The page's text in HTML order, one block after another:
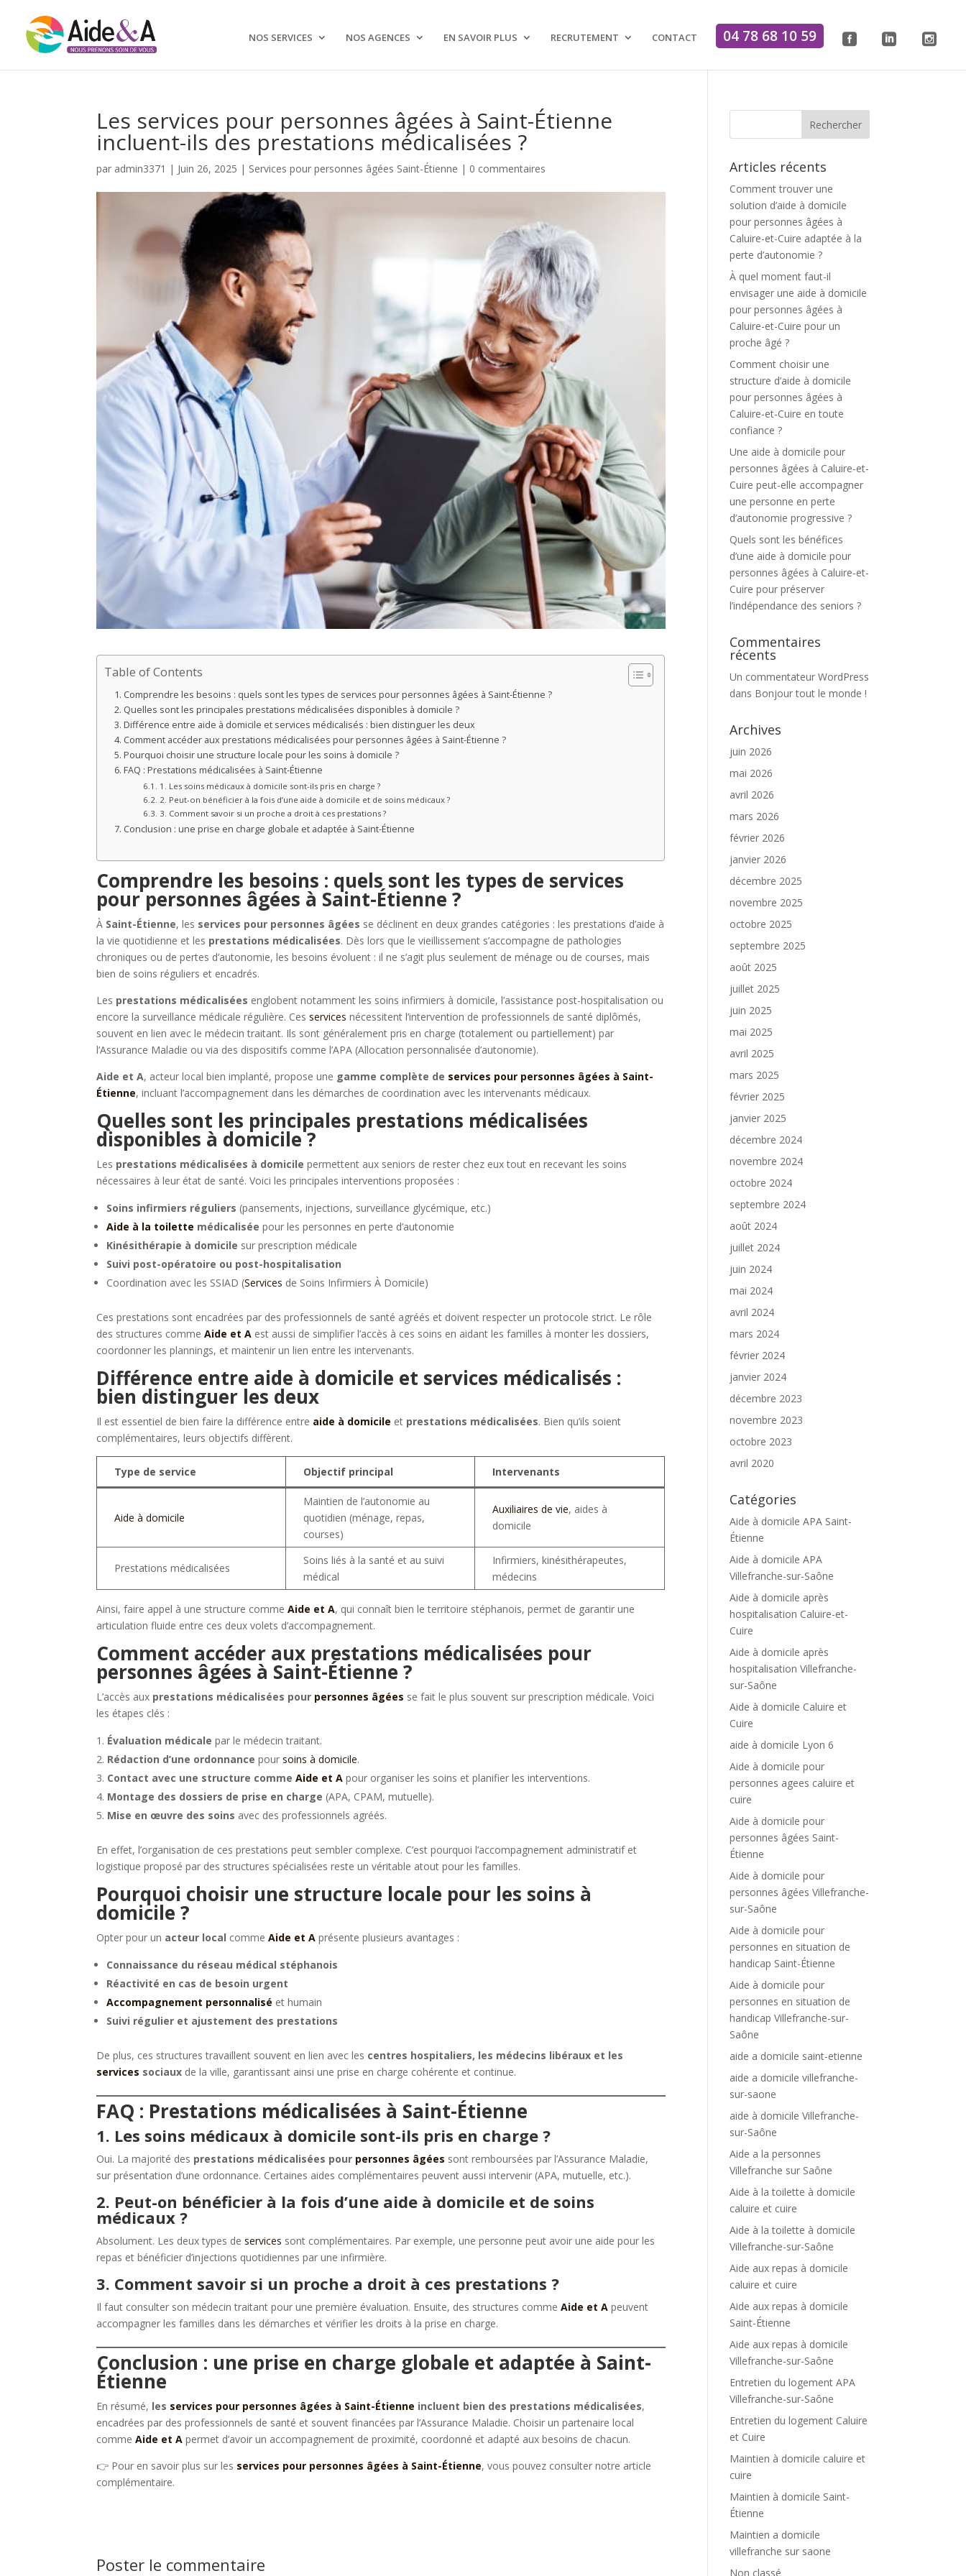
NOS SERVICES NOS AGENCES EN SAVOIR PLUS RECRUTEMENT CONTACT 04 78 68 10 59
Les services pour personnes âgées à Saint-Étienne
incluent-ils des prestations médicalisées ?
par admin3371 | Juin 26, 2025 | Services pour personnes âgées Saint-Étienne | 0 commentaires
Table of Contents
Comprendre les besoins : quels sont les types de services pour personnes âgées à Saint-Étienne ?
Quelles sont les principales prestations médicalisées disponibles à domicile ?
Différence entre aide à domicile et services médicalisés : bien distinguer les deux
Comment accéder aux prestations médicalisées pour personnes âgées à Saint-Étienne ?
Pourquoi choisir une structure locale pour les soins à domicile ?
FAQ : Prestations médicalisées à Saint-Étienne
1. Les soins médicaux à domicile sont-ils pris en charge ?
2. Peut-on bénéficier à la fois d’une aide à domicile et de soins médicaux ?
3. Comment savoir si un proche a droit à ces prestations ?
Conclusion : une prise en charge globale et adaptée à Saint-Étienne
Comprendre les besoins : quels sont les types de services
pour personnes âgées à Saint-Étienne ?
À Saint-Étienne, les services pour personnes âgées se déclinent en deux grandes catégories : les prestations d’aide à
la vie quotidienne et les prestations médicalisées. Dès lors que le vieillissement s’accompagne de pathologies
chroniques ou de pertes d’autonomie, les besoins évoluent : il ne s’agit plus seulement de ménage ou de courses, mais
bien de soins réguliers et encadrés.
Les prestations médicalisées englobent notamment les soins infirmiers à domicile, l’assistance post-hospitalisation ou
encore la surveillance médicale régulière. Cesservices nécessitent l’intervention de professionnels de santé diplômés,
souvent en lien avec le médecin traitant. Ils sont généralement pris en charge (totalement ou partiellement) par
l’Assurance Maladie ou via des dispositifs comme l’APA (Allocation personnalisée d’autonomie).
Aide et A, acteur local bien implanté, propose une gamme complète de services pour personnes âgées à Saint-
Étienne, incluant l’accompagnement dans les démarches de coordination avec les intervenants médicaux.
Quelles sont les principales prestations médicalisées
disponibles à domicile ?
Les prestations médicalisées à domicile permettent aux seniors de rester chez eux tout en recevant les soins
nécessaires à leur état de santé. Voici les principales interventions proposées :
Soins infirmiers réguliers (pansements, injections, surveillance glycémique, etc.)
Aide à la toilette médicalisée pour les personnes en perte d’autonomie
Kinésithérapie à domicile sur prescription médicale
Suivi post-opératoire ou post-hospitalisation
Coordination avec les SSIAD (Services de Soins Infirmiers À Domicile)
Ces prestations sont encadrées par des professionnels de santé agréés et doivent respecter un protocole strict. Le rôle
des structures commeAide et A est aussi de simplifier l’accès à ces soins en aidant les familles à monter les dossiers,
coordonner les plannings, et maintenir un lien entre les intervenants.
Différence entre aide à domicile et services médicalisés :
bien distinguer les deux
Il est essentiel de bien faire la différence entre aide à domicile et prestations médicalisées. Bien qu’ils soient
complémentaires, leurs objectifs diffèrent.
Type de service Objectif principal Intervenants
Aide à domicile
Maintien de l’autonomie au
quotidien (ménage, repas,
courses)
Auxiliaires de vie, aides à
domicile
Prestations médicalisées
Soins liés à la santé et au suivi
médical
Infirmiers, kinésithérapeutes,
médecins
Ainsi, faire appel à une structure commeAide et A, qui connaît bien le territoire stéphanois, permet de garantir une
articulation fluide entre ces deux volets d’accompagnement.
Comment accéder aux prestations médicalisées pour
personnes âgées à Saint-Étienne ?
L’accès aux prestations médicalisées pour personnes âgées se fait le plus souvent sur prescription médicale. Voici
les étapes clés :
Évaluation médicale par le médecin traitant.
Rédaction d’une ordonnance poursoins à domicile.
Contact avec une structure commeAide et A pour organiser les soins et planifier les interventions.
Montage des dossiers de prise en charge (APA, CPAM, mutuelle).
Mise en œuvre des soins avec des professionnels agréés.
En effet, l’organisation de ces prestations peut sembler complexe. C’est pourquoi l’accompagnement administratif et
logistique proposé par des structures spécialisées reste un véritable atout pour les familles.
Pourquoi choisir une structure locale pour les soins à
domicile ?
Opter pour un acteur local commeAide et A présente plusieurs avantages :
Connaissance du réseau médical stéphanois
Réactivité en cas de besoin urgent
Accompagnement personnalisé et humain
Suivi régulier et ajustement des prestations
De plus, ces structures travaillent souvent en lien avec les centres hospitaliers, les médecins libéraux et les
services sociaux de la ville, garantissant ainsi une prise en charge cohérente et continue.
FAQ : Prestations médicalisées à Saint-Étienne
1. Les soins médicaux à domicile sont-ils pris en charge ?
Oui. La majorité des prestations médicalisées pour personnes âgées sont remboursées par l’Assurance Maladie,
sur présentation d’une ordonnance. Certaines aides complémentaires peuvent aussi intervenir (APA, mutuelle, etc.).
2. Peut-on bénéficier à la fois d’une aide à domicile et de soins
médicaux ?
Absolument. Les deux types deservices sont complémentaires. Par exemple, une personne peut avoir une aide pour les
repas et bénéficier d’injections quotidiennes par une infirmière.
3. Comment savoir si un proche a droit à ces prestations ?
Il faut consulter son médecin traitant pour une première évaluation. Ensuite, des structures commeAide et A peuvent
accompagner les familles dans les démarches et vérifier les droits à la prise en charge.
Conclusion : une prise en charge globale et adaptée à Saint-
Étienne
En résumé, les services pour personnes âgées à Saint-Étienne incluent bien des prestations médicalisées,
encadrées par des professionnels de santé et souvent financées par l’Assurance Maladie. Choisir un partenaire local
commeAide et A permet d’avoir un accompagnement de proximité, coordonné et adapté aux besoins de chacun.
👉 Pour en savoir plus sur les services pour personnes âgées à Saint-Étienne, vous pouvez consulter notre article
complémentaire.
Poster le commentaire
Articles récents
Comment trouver une
solution d’aide à domicile
pour personnes âgées à
Caluire-et-Cuire adaptée à la
perte d’autonomie ?
À quel moment faut-il
envisager une aide à domicile
pour personnes âgées à
Caluire-et-Cuire pour un
proche âgé ?
Comment choisir une
structure d’aide à domicile
pour personnes âgées à
Caluire-et-Cuire en toute
confiance ?
Une aide à domicile pour
personnes âgées à Caluire-et-
Cuire peut-elle accompagner
une personne en perte
d’autonomie progressive ?
Quels sont les bénéfices
d’une aide à domicile pour
personnes âgées à Caluire-et-
Cuire pour préserver
l’indépendance des seniors ?
Commentaires
récents
Un commentateur WordPress
dans Bonjour tout le monde !
Archives
juin 2026
mai 2026
avril 2026
mars 2026
février 2026
janvier 2026
décembre 2025
novembre 2025
octobre 2025
septembre 2025
août 2025
juillet 2025
juin 2025
mai 2025
avril 2025
mars 2025
février 2025
janvier 2025
décembre 2024
novembre 2024
octobre 2024
septembre 2024
août 2024
juillet 2024
juin 2024
mai 2024
avril 2024
mars 2024
février 2024
janvier 2024
décembre 2023
novembre 2023
octobre 2023
avril 2020
Catégories
Aide à domicile APA Saint-
Étienne
Aide à domicile APA
Villefranche-sur-Saône
Aide à domicile après
hospitalisation Caluire-et-
Cuire
Aide à domicile après
hospitalisation Villefranche-
sur-Saône
Aide à domicile Caluire et
Cuire
aide à domicile Lyon 6
Aide à domicile pour
personnes agees caluire et
cuire
Aide à domicile pour
personnes âgées Saint-
Étienne
Aide à domicile pour
personnes âgées Villefranche-
sur-Saône
Aide à domicile pour
personnes en situation de
handicap Saint-Étienne
Aide à domicile pour
personnes en situation de
handicap Villefranche-sur-
Saône
aide a domicile saint-etienne
aide a domicile villefranche-
sur-saone
aide à domicile Villefranche-
sur-Saône
Aide a la personnes
Villefranche sur Saône
Aide à la toilette à domicile
caluire et cuire
Aide à la toilette à domicile
Villefranche-sur-Saône
Aide aux repas à domicile
caluire et cuire
Aide aux repas à domicile
Saint-Étienne
Aide aux repas à domicile
Villefranche-sur-Saône
Entretien du logement APA
Villefranche-sur-Saône
Entretien du logement Caluire
et Cuire
Maintien à domicile caluire et
cuire
Maintien à domicile Saint-
Étienne
Maintien a domicile
villefranche sur saone
Non classé